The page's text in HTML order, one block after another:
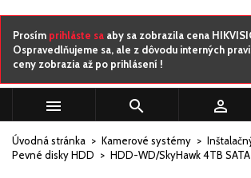
Prosím prihláste sa aby sa zobrazila cena
Ospravedlňujeme sa, ale z dôvodu interných
ceny zobrazia až po prihlásení !
  
Úvodná stránka Kamerové systémy
Pevné disky HDD
HDD-WD/SkyHawk 4TB
((cancelText))
((cancelText))